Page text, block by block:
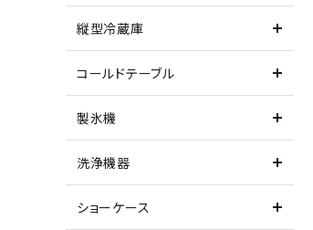
縦型冷蔵庫
コールドテーブル
製氷機
洗浄機器
ショーケース